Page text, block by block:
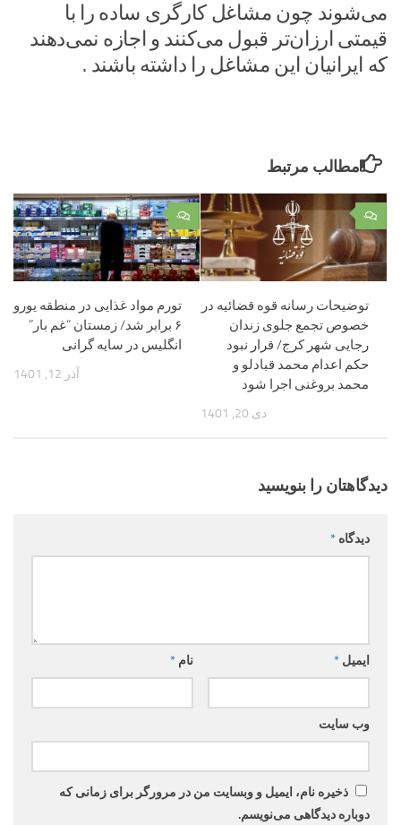
می‌شوند چون مشاغل کارگری ساده را با
قیمتی ارزان‌تر قبول می‌کنند و اجازه نمی‌دهند
که ایرانیان این مشاغل را داشته باشند .
مطالب مرتبط
۰
تورم مواد غذایی در منطقه یورو
۶ برابر شد/ زمستان “غم بار”
انگلیس در سایه گرانی
آذر 12, 1401
۰
توضیحات رسانه قوه قضائیه در
خصوص تجمع جلوی زندان
رجایی شهر کرج/ قرار نبود
حکم اعدام محمد قبادلو و
محمد بروغنی اجرا شود
دی 20, 1401
دیدگاهتان را بنویسید
دیدگاه *
نام * ایمیل *
وب‌ سایت
ذخیره نام، ایمیل و وبسایت من در مرورگر برای زمانی که
دوباره دیدگاهی می‌نویسم.